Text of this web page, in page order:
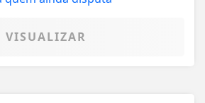
VISUALIZAR